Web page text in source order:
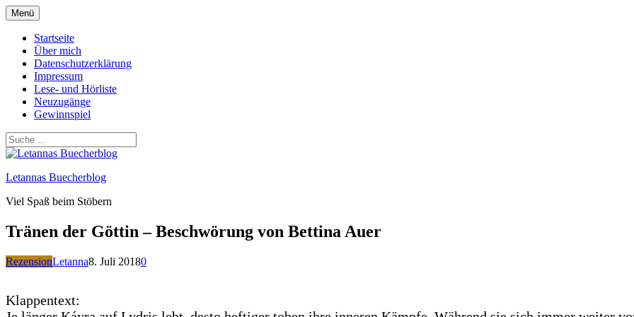
Zum
Inhalt
springen
Menü
Startseite
Über mich
Datenschutzerklärung
Impressum
Lese- und Hörliste
Neuzugänge
Gewinnspiel
Letannas Buecherblog
Viel Spaß beim Stöbern
Tränen der Göttin – Beschwörung von Bettina Auer
RezensionLetanna8. Juli 20180
Klappentext: